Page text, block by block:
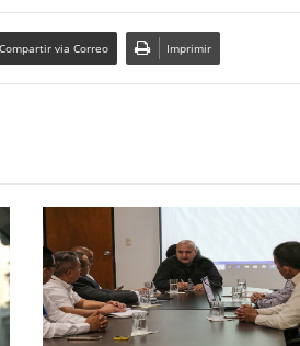
Compartir via Correo Imprimir